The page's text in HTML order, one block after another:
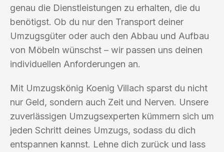
genau die Dienstleistungen zu erhalten, die du
benötigst. Ob du nur den Transport deiner
Umzugsgüter oder auch den Abbau und Aufbau
von Möbeln wünschst – wir passen uns deinen
individuellen Anforderungen an.
Mit Umzugskönig Koenig Villach sparst du nicht
nur Geld, sondern auch Zeit und Nerven. Unsere
zuverlässigen Umzugsexperten kümmern sich um
jeden Schritt deines Umzugs, sodass du dich
entspannen kannst. Lehne dich zurück und lass